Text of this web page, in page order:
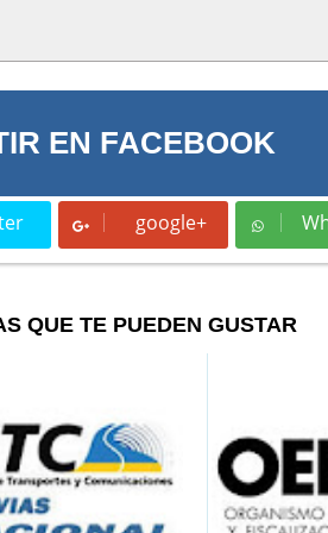
EN FACEBOOK
google+
QUE TE PUEDEN GUSTAR